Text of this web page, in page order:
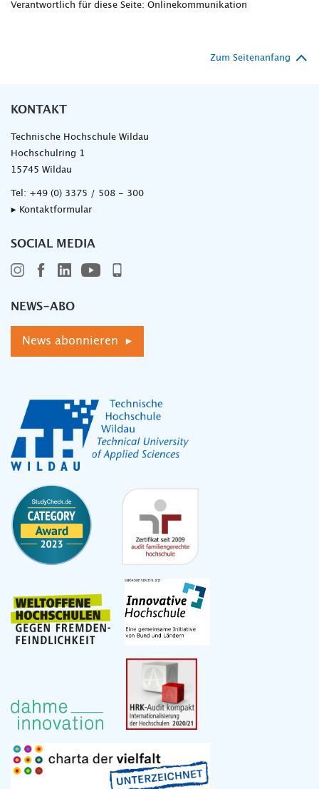
Verantwortlich für diese Seite: Onlinekommunikation
Zum Seitenanfang
KONTAKT
Technische Hochschule Wildau
Hochschulring 1
15745 Wildau
Tel: +49 (0) 3375 / 508 - 300
▸ Kontaktformular
SOCIAL MEDIA
NEWS-ABO
News abonnieren ▸